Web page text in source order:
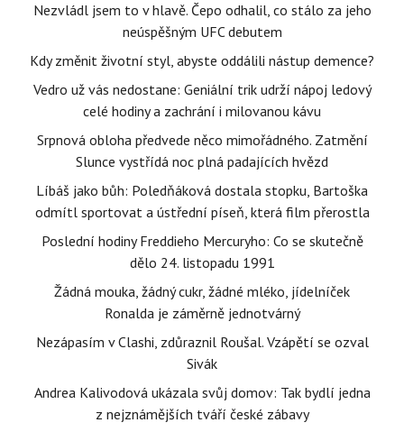
Nezvládl jsem to v hlavě. Čepo odhalil, co stálo za jeho
neúspěšným UFC debutem
Kdy změnit životní styl, abyste oddálili nástup demence?
Vedro už vás nedostane: Geniální trik udrží nápoj ledový
celé hodiny a zachrání i milovanou kávu
Srpnová obloha předvede něco mimořádného. Zatmění
Slunce vystřídá noc plná padajících hvězd
Líbáš jako bůh: Poledňáková dostala stopku, Bartoška
odmítl sportovat a ústřední píseň, která film přerostla
Poslední hodiny Freddieho Mercuryho: Co se skutečně
dělo 24. listopadu 1991
Žádná mouka, žádný cukr, žádné mléko, jídelníček
Ronalda je záměrně jednotvárný
Nezápasím v Clashi, zdůraznil Roušal. Vzápětí se ozval
Sivák
Andrea Kalivodová ukázala svůj domov: Tak bydlí jedna
z nejznámějších tváří české zábavy